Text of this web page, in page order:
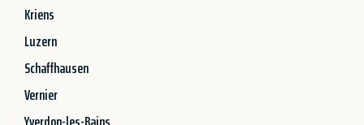
Kriens
Luzern
Schaffhausen
Vernier